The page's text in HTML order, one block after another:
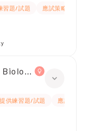
習題/試題
應試策略
、Physics
提供練習題/試題
應試策略